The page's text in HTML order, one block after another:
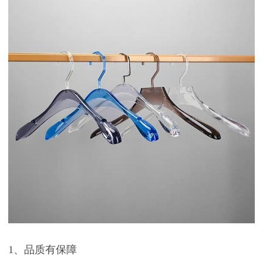
1、品质有保障